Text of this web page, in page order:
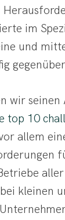
im
und
wir
top 10
allem
kleinen